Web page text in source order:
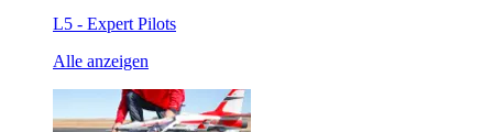
L5 - Expert Pilots
Alle anzeigen